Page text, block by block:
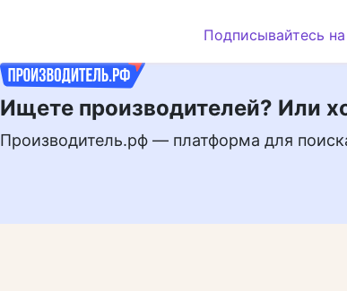
Ищете производителей? Или
Производитель.рф — платформа для
Подписывайтесь